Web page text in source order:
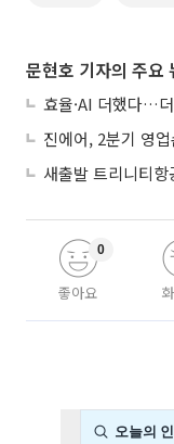
문현호 기자의 주요
좋아요
0